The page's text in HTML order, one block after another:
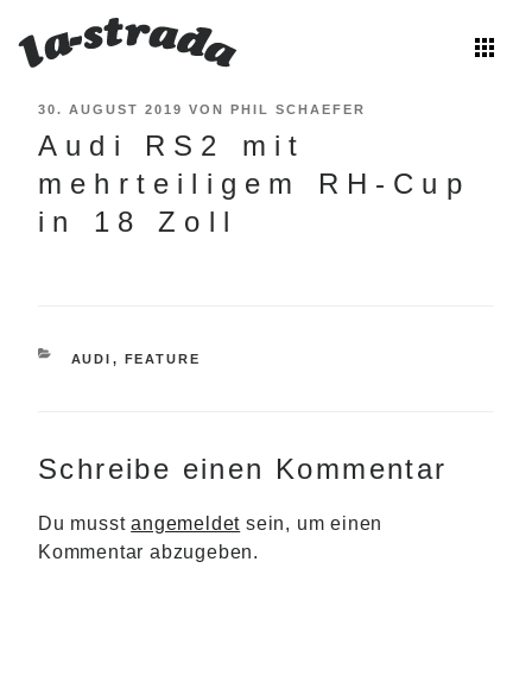
apps
Zum
Inhalt
VERÖFFENTLICHT
AM
30. AUGUST 2019 VON PHIL SCHAEFER
Audi RS2 mit
mehrteiligem RH-Cup
in 18 Zoll
KATEGORIEN
AUDI , FEATURE
Schreibe einen Kommentar
Du musstangemeldet sein, um einen
Kommentar abzugeben.